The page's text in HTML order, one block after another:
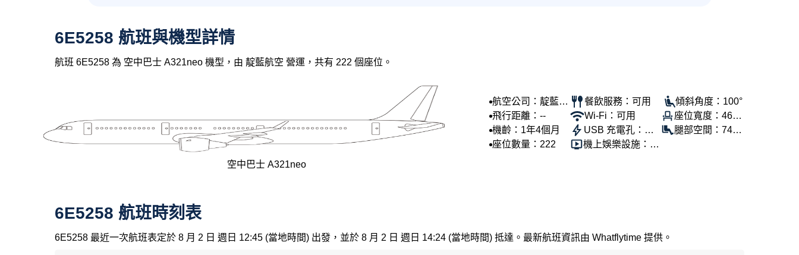
6E5258 航班與機型詳情
航班 6E5258 為 空中巴士 A321neo 機型，由 靛藍航空 營運，共有 222 個座位。
空中巴士 A321neo
航空公司：靛藍航
空
飛行距離：--
機齡：1年4個月
座位數量：222
餐飲服務：可用
Wi-Fi：可用
USB 充電孔：可
用
機上娛樂設施：可
傾斜角度：100°
座位寬度：46公
分
腿部空間：74公
6E5258 航班時刻表
6E5258 最近一次航班表定於 8 月 2 日 週日 12:45 (當地時間) 出發，並於 8 月 2 日 週日 14:24 (當地時間) 抵達。最新航班資訊由 Whatflytime 提供。